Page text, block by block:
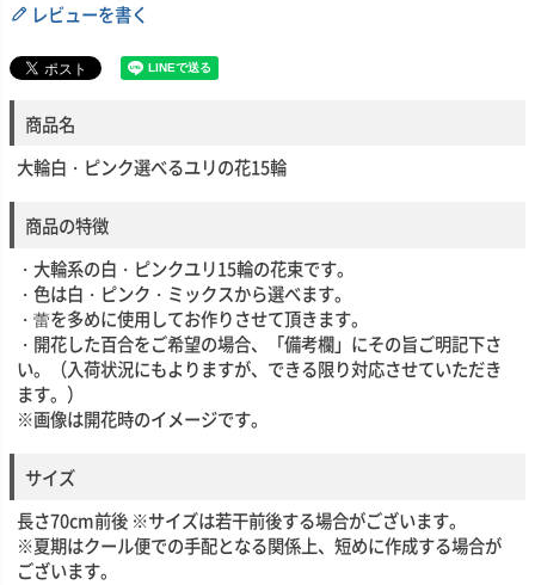
レビューを書く
商品名
大輪白・ピンク選べるユリの花15輪
商品の特徴
・大輪系の白・ピンクユリ15輪の花束です。
・色は白・ピンク・ミックスから選べます。
・蕾を多めに使用してお作りさせて頂きます。
・開花した百合をご希望の場合、「備考欄」にその旨ご明記下さ
い。（入荷状況にもよりますが、できる限り対応させていただき
ます。）
※画像は開花時のイメージです。
サイズ
長さ70cm前後 ※サイズは若干前後する場合がございます。
※夏期はクール便での手配となる関係上、短めに作成する場合が
ございます。